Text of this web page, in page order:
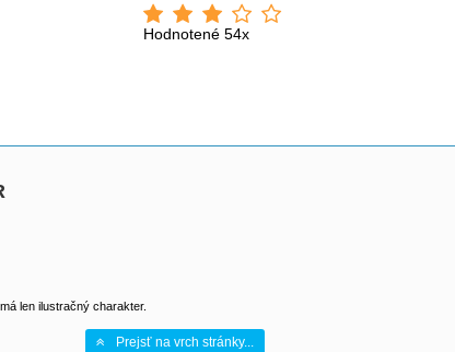
Hodnotené 54x
len ilustračný charakter.
Prejsť na vrch stránky...